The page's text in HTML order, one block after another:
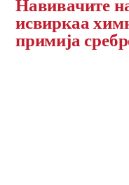
Навивачите
исвиркаа
примија